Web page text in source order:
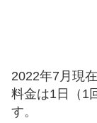
2022年7月現
料金は1日（1
す。